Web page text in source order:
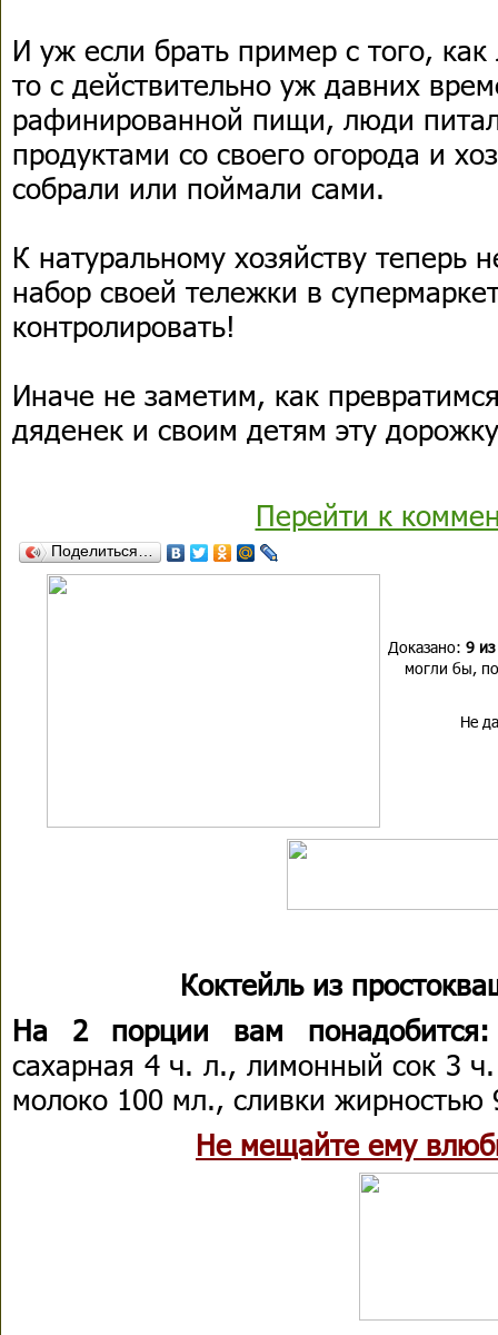
И уж если брать пример с того,
то с действительно уж давних
рафинированной пищи, люди
продуктами со своего огорода и
собрали или поймали сами.
К натуральному хозяйству теперь
набор своей тележки в
контролировать!
Иначе не заметим, как
дяденек и своим детям эту
Перейти к
Поделиться…
Доказано: 9
могли бы,
Не
Коктейль из
На 2 порции вам
сахарная 4 ч. л., лимонный сок 3
молоко 100 мл., сливки жирностью
Не мещайте ему